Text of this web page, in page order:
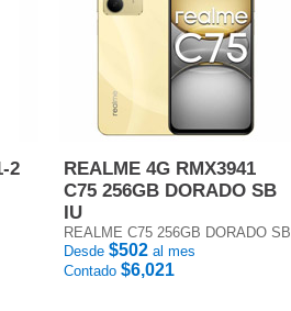
2
REALME 4G RMX3941
C75 256GB DORADO SB
IU
REALME C75 256GB DORADO SB
Desde $502 al mes
Contado $6,021